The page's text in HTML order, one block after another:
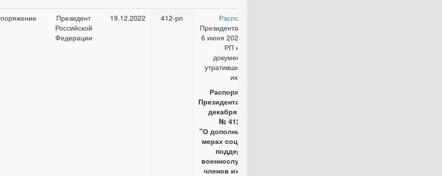
Президент
Российской
Федерации
19.12.2022 412-рп
Распоряжением
Президента России от
6 июня 2023 г. N 174-
РП настоящий
документ признан
утратившим силу с 6
июня 2023 г.
Распоряжение
Президента РФ от 19
декабря 2022 г.
№ 412-рп
"О дополнительных
мерах социальной
поддержки
военнослужащих и
членов их семей"